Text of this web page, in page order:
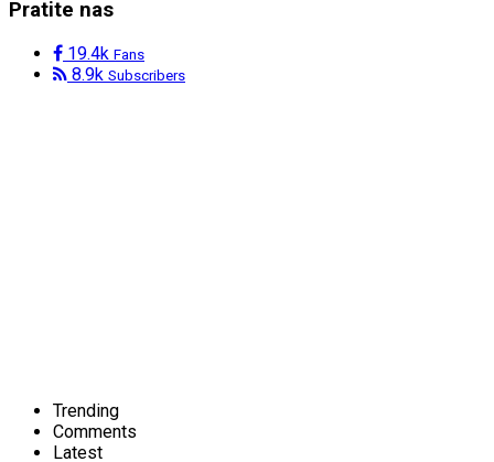
Pratite nas
19.4k Fans
8.9k Subscribers
Trending
Comments
Latest